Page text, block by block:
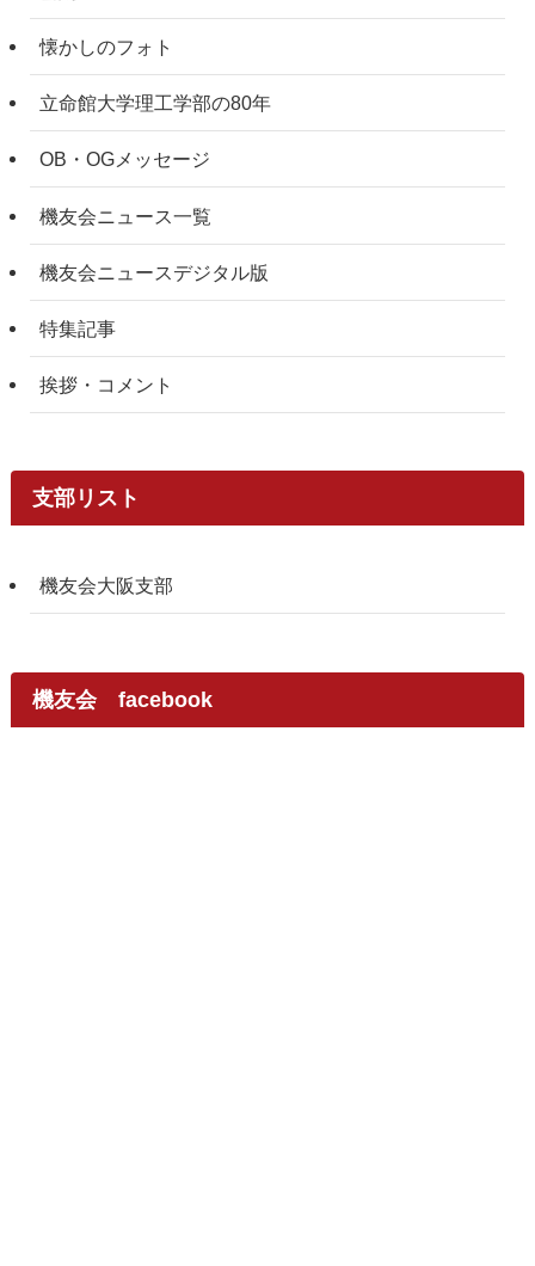
懐かしのフォト
立命館大学理工学部の80年
OB・OGメッセージ
機友会ニュース一覧
機友会ニュースデジタル版
特集記事
挨拶・コメント
支部リスト
機友会大阪支部
機友会 facebook